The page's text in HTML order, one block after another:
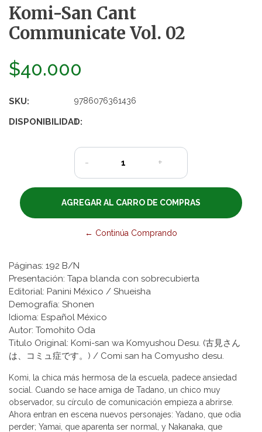
Komi-San Cant
Communicate Vol. 02
$40.000
SKU: 9786076361436
DISPONIBILIDAD:
1
- +
← Continúa Comprando
Páginas: 192 B/N
Presentación: Tapa blanda con sobrecubierta
Editorial: Panini México / Shueisha
Demografía: Shonen
Idioma: Español México
Autor: Tomohito Oda
Titulo Original: Komi-san wa Komyushou Desu. (古見さん
は、コミュ症です。) / Comi san ha Comyusho desu.
Komi, la chica más hermosa de la escuela, padece ansiedad
social. Cuando se hace amiga de Tadano, un chico muy
observador, su círculo de comunicación empieza a abrirse.
Ahora entran en escena nuevos personajes: Yadano, que odia
perder; Yamai, que aparenta ser normal, y Nakanaka, que